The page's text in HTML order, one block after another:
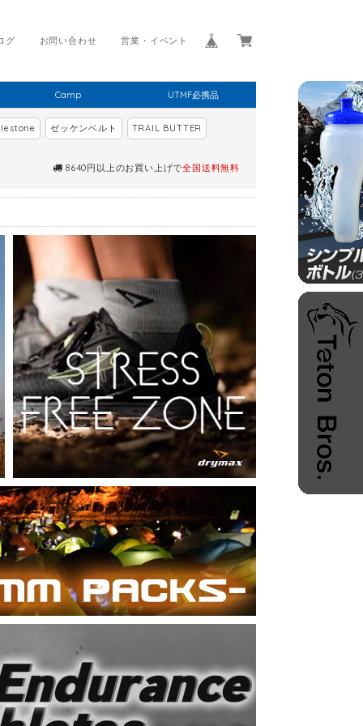
営業・イベント
お問い合わせ
グ
Camp UTMF必携品
ゼッケンベルト TRAIL BUTTER
8640円以上のお買い上げで全国送料無料